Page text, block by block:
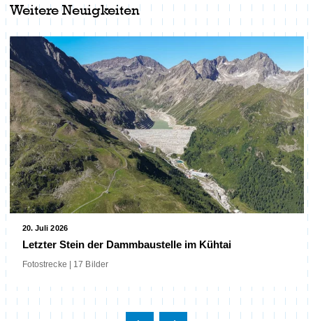
Weitere Neuigkeiten
20. Juli 2026
Letzter Stein der Dammbaustelle im Kühtai
Fotostrecke | 17 Bilder